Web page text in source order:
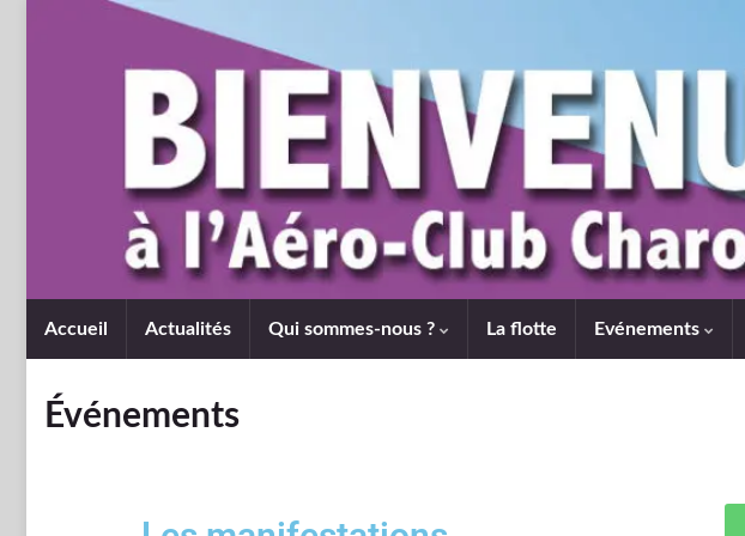
Accueil Actualités Qui sommes-nous ? La flotte Evénements
Événements